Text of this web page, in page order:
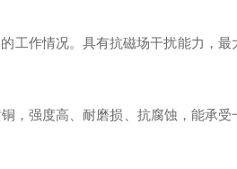
工作情况。具有抗磁场干扰能力，最
，强度高、耐磨损、抗腐蚀，能承受